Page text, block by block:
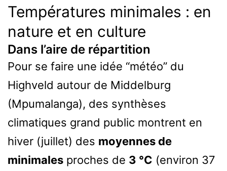
Températures minimales : en
nature et en culture
Dans l’aire de répartition
Pour se faire une idée “météo” du
Highveld autour de Middelburg
(Mpumalanga), des synthèses
climatiques grand public montrent en
hiver (juillet) des moyennes de
minimales proches de 3 °C (environ 37